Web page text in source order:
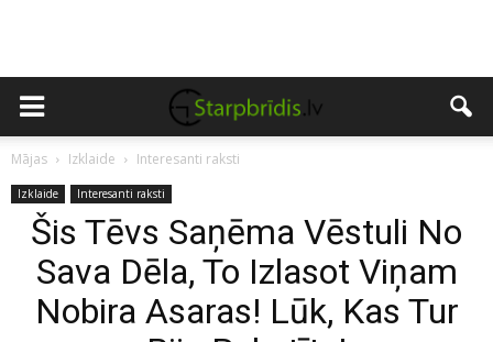
Mājas Izklaide Interesanti raksti
Izklaide Interesanti raksti
Šis Tēvs Saņēma Vēstuli No
Sava Dēla, To Izlasot Viņam
Nobira Asaras! Lūk, Kas Tur